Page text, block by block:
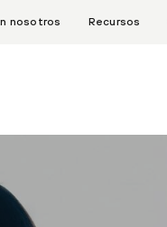
nosotros Recursos